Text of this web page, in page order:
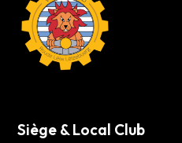
Siège & Local Club